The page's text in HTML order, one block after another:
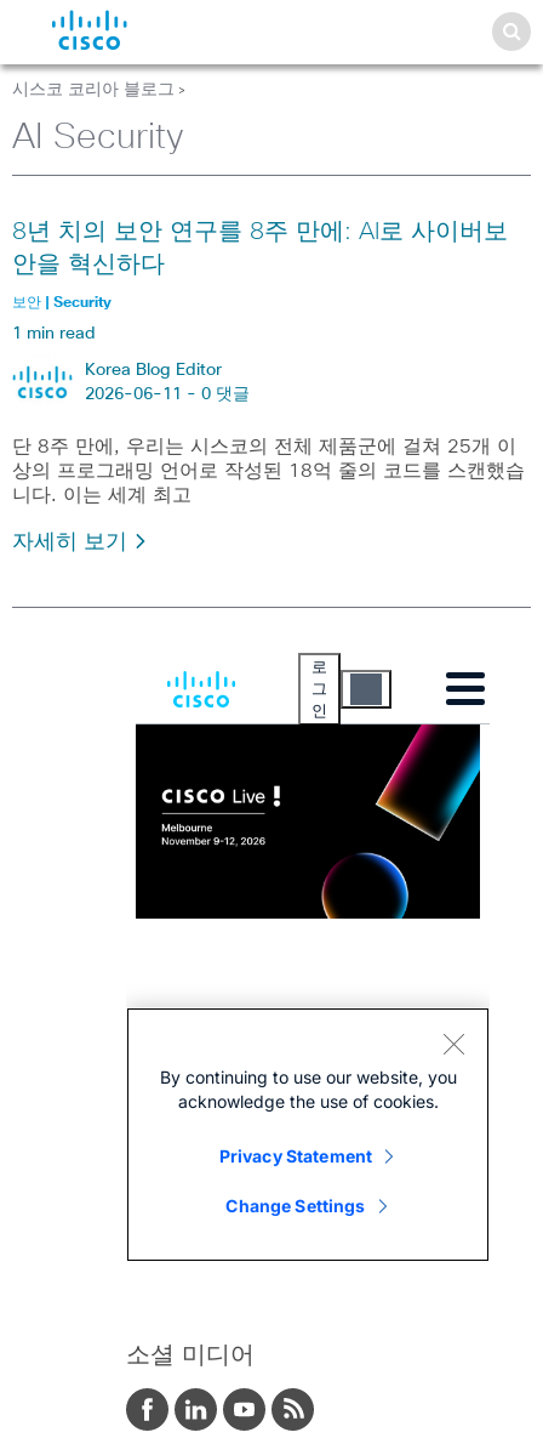
시스코 코리아 블로그 >
AI Security
8년 치의 보안 연구를 8주 만에: AI로 사이버보
안을 혁신하다
보안 | Security
1 min read
Korea Blog Editor
2026-06-11 - 0 댓글
단 8주 만에, 우리는 시스코의 전체 제품군에 걸쳐 25개 이
상의 프로그래밍 언어로 작성된 18억 줄의 코드를 스캔했습
니다. 이는 세계 최고
자세히 보기
소셜 미디어